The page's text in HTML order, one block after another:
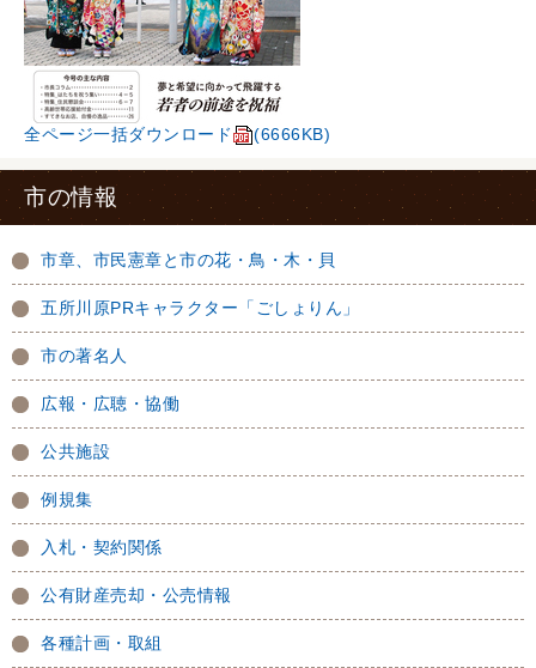
全ページ一括ダウンロード (6666KB)
市の情報
市章、市民憲章と市の花・鳥・木・貝
五所川原PRキャラクター「ごしょりん」
市の著名人
広報・広聴・協働
公共施設
例規集
入札・契約関係
公有財産売却・公売情報
各種計画・取組